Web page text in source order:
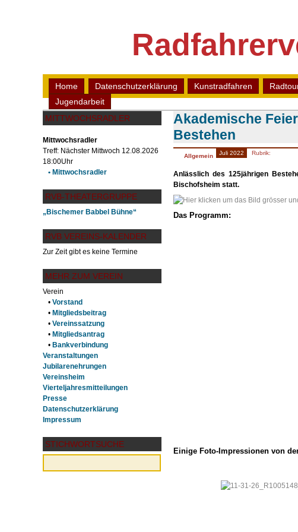
Home Datenschutzerklärung Kunstradfahren
Jugendarbeit
Akademische
Bestehen
Juli 2022 Rubrik:
Allgemein
Anlässlich des 125jährigen
Bischofsheim statt.
Das Programm:
Einige Foto-Impressionen von
MITTWOCHSRADLER
Mittwochsradler
Treff: Nächster Mittwoch 12.08.2026
18:00Uhr
• Mittwochsradler
RVB-THEATERGRUPPE
„Bischemer Babbel Bühne“
RVB VEREINS-KALENDER
Zur Zeit gibt es keine Termine
MEHR ZUM VEREIN
Verein
• Vorstand
• Mitgliedsbeitrag
• Vereinssatzung
• Mitgliedsantrag
• Bankverbindung
Veranstaltungen
Jubilarenehrungen
Vereinsheim
Vierteljahresmitteilungen
Presse
Datenschutzerklärung
Impressum
STICHWORTSUCHE